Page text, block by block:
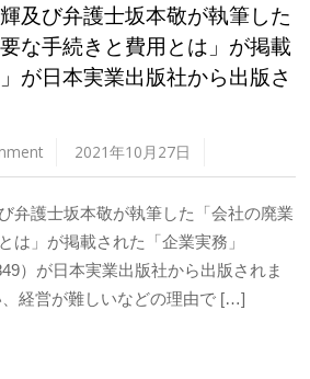
及び弁護士坂本敬が執筆した
な手続きと費用とは」が掲載
が日本実業出版社から出版さ
2021年10月27日
弁護士坂本敬が執筆した「会社の廃業
は」が掲載された「企業実務」
）が日本実業出版社から出版されま
経営が難しいなどの理由で […]